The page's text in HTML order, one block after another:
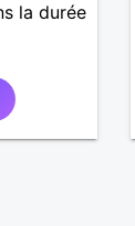
la durée